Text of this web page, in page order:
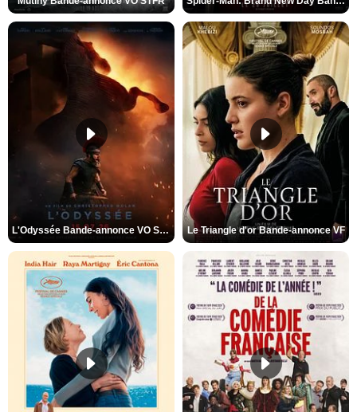
L'Odyssée Bande-annonce VO STFR Le Triangle d'or Bande-annonce VF